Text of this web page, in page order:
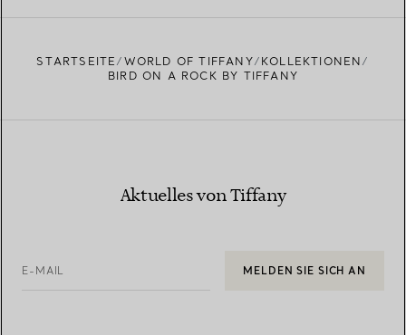
STARTSEITE WORLD OF TIFFANY
KOLLEKTIONEN
BIRD ON A ROCK BY TIFFANY
Aktuelles von Tiffany
E-MAIL MELDEN SIE SICH AN